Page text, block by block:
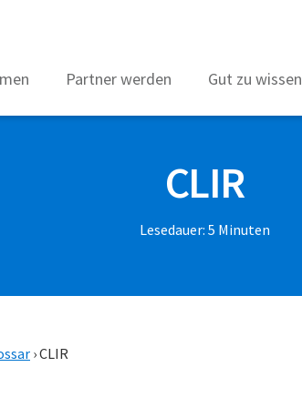
Partner werden Gut zu wissen
CLIR
Lesedauer: 5 Minuten
›CLIR